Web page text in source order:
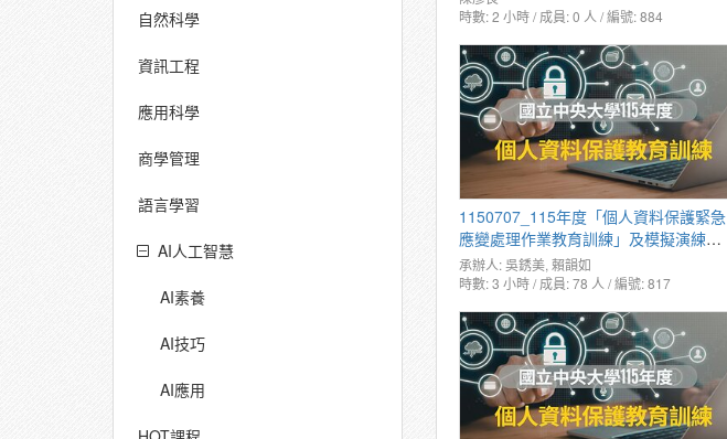
自然科學
資訊工程
應用科學
商學管理
語言學習
AI人工智慧
AI素養
AI技巧
AI應用
時數: 2 小時 / 成員: 0 人 / 編號: 884
1150707_115年度「個人資料保護緊急
應變處理作業教育訓練」及模擬演練執
行檢討
承辦人:吳銹美, 賴韻如
時數: 3 小時 / 成員: 78 人 / 編號: 817